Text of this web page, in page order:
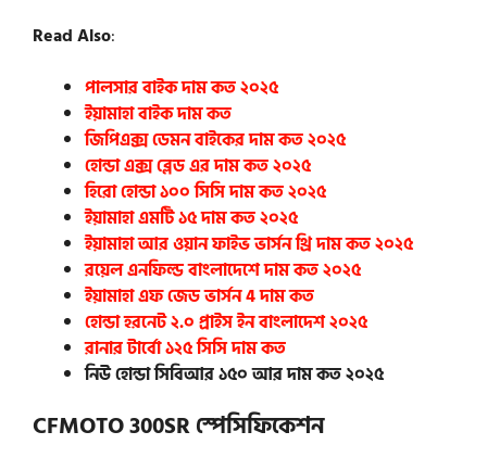
Read Also:
পালসার বাইক দাম কত ২০২৫
ইয়ামাহা বাইক দাম কত
জিপিএক্স ডেমন বাইকের দাম কত ২০২৫
হোন্ডা এক্স ব্লেড এর দাম কত ২০২৫
হিরো হোন্ডা ১০০ সিসি দাম কত ২০২৫
ইয়ামাহা এমটি ১৫ দাম কত ২০২৫
ইয়ামাহা আর ওয়ান ফাইভ ভার্সন থ্রি দাম কত ২০২৫
রয়েল এনফিল্ড বাংলাদেশে দাম কত ২০২৫
ইয়ামাহা এফ জেড ভার্সন 4 দাম কত
হোন্ডা হরনেট ২.০ প্রাইস ইন বাংলাদেশ ২০২৫
রানার টার্বো ১২৫ সিসি দাম কত
নিউ হোন্ডা সিবিআর ১৫০ আর দাম কত ২০২৫
CFMOTO 300SRস্পেসিফিকেশন